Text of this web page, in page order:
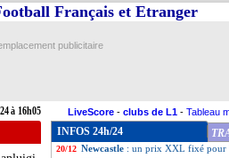
à 16h05
Français et Etranger
publicitaire
LiveScore - clubs de L1 - Tableau
INFOS 24h/24
20/12 EdF: Mbappé aurait rêvé de jouer
20/12 OM: les ambitions de De Zerbi en
20/12 Man Utd : Mount encore absent
20/12 PSG: Skriniar, Galatasaray tente le
20/12 Newcastle : un prix XXL fixé pour